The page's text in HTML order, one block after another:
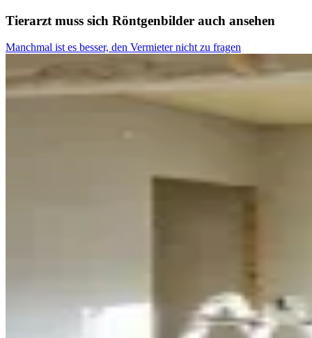
Tierarzt muss sich Röntgenbilder auch ansehen
Manchmal ist es besser, den Vermieter nicht zu fragen